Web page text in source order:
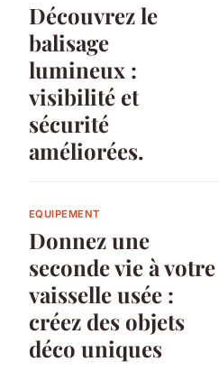
Découvrez le
balisage
lumineux :
visibilité et
sécurité
améliorées.
EQUIPEMENT
Donnez une
seconde vie à votre
vaisselle usée :
créez des objets
déco uniques